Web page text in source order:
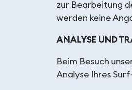
zur Bearbeitung
werden keine
ANALYSE UND
Beim Besuch
Analyse Ihres